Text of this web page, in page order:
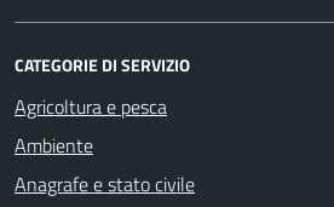
CATEGORIE DI SERVIZIO
Agricoltura e pesca
Ambiente
Anagrafe e stato civile